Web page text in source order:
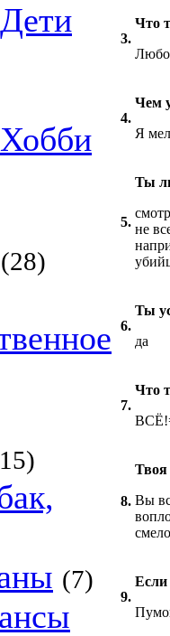
(28)
(7)
3.
Что
4.
Чем
Я
5.
Ты
не
6.
Ты
да
7.
Что
8.
Твоя
Вы
9.